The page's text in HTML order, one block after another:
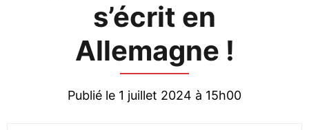
s’écrit en
Allemagne !
Publié le 1 juillet 2024 à 15h00